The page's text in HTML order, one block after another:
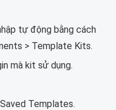
tự động bằng cách
> Template Kits.
mà kit sử dụng.
Templates.